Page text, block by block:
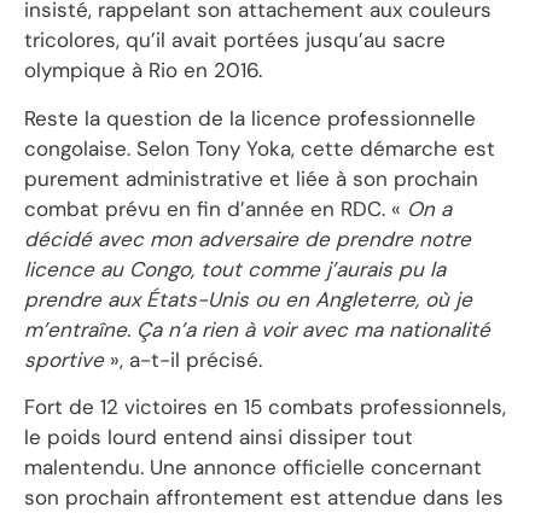
insisté, rappelant son attachement aux couleurs
tricolores, qu’il avait portées jusqu’au sacre
olympique à Rio en 2016.
Reste la question de la licence professionnelle
congolaise. Selon Tony Yoka, cette démarche est
purement administrative et liée à son prochain
combat prévu en fin d’année en RDC. « On a
décidé avec mon adversaire de prendre notre
licence au Congo, tout comme j’aurais pu la
prendre aux États-Unis ou en Angleterre, où je
m’entraîne. Ça n’a rien à voir avec ma nationalité
sportive», a-t-il précisé.
Fort de 12 victoires en 15 combats professionnels,
le poids lourd entend ainsi dissiper tout
malentendu. Une annonce officielle concernant
son prochain affrontement est attendue dans les